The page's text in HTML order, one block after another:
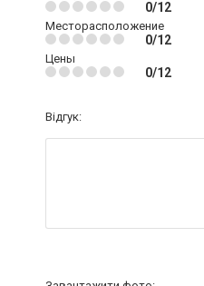
0/12
Месторасположение
0/12
Цены
0/12
Відгук: